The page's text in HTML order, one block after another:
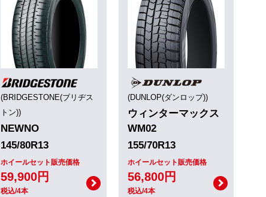
(BRIDGESTONE(ブリヂス
トン))
NEWNO
145/80R13
ホイールセット販売価格
59,900円
税込/4本
(DUNLOP(ダンロップ))
ウィンターマックス
WM02
155/70R13
ホイールセット販売価格
56,800円
税込/4本